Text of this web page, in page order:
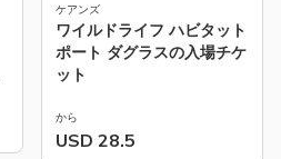
ケアンズ
ワイルドライフ ハビタット
ポート ダグラスの入場チケ
ット
から
USD 28.5